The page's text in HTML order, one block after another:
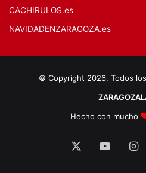
CACHIRULOS.es
NAVIDADENZARAGOZA.es
© Copyright 2026, Todos
Hecho con mucho